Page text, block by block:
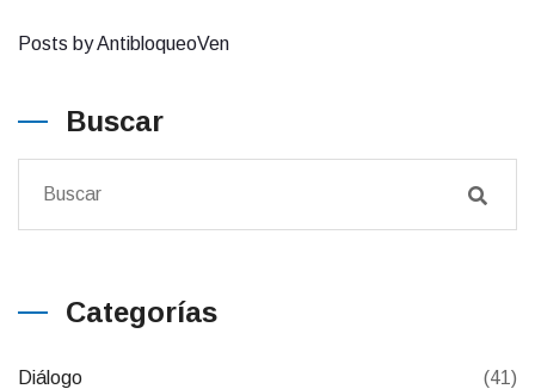
Posts by AntibloqueoVen
Buscar
Categorías
Diálogo (41)